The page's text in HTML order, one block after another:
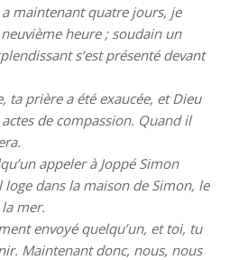
maintenant quatre jours, je
heure ; soudain un
s’est présenté devant
ta prière a été exaucée, et Dieu
actes de compassion. Quand il
appeler à Joppé Simon
dans la maison de Simon, le
mer.
envoyé quelqu’un, et toi, tu
Maintenant donc, nous, nous